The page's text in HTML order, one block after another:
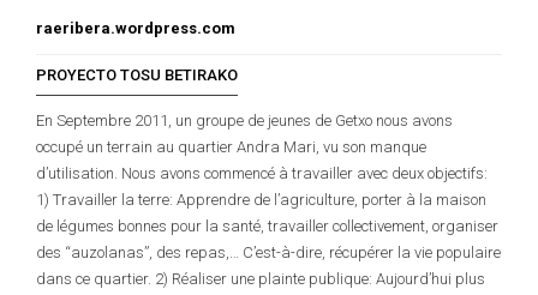
raeribera.wordpress.com
PROYECTO TOSU BETIRAKO
En Septembre 2011, un groupe de jeunes de Getxo nous avons
occupé un terrain au quartier Andra Mari, vu son manque
d’utilisation. Nous avons commencé à travailler avec deux objectifs:
1) Travailler la terre: Apprendre de l’agriculture, porter à la maison
de légumes bonnes pour la santé, travailler collectivement, organiser
des “auzolanas”, des repas,… C’est-à-dire, récupérer la vie populaire
dans ce quartier. 2) Réaliser une plainte publique: Aujourd’hui plus